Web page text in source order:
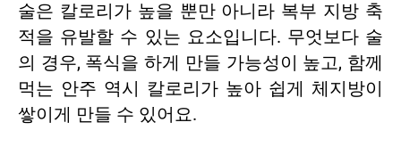
술은 칼로리가 높을 뿐만 아니라 복부 지방 축
적을 유발할 수 있는 요소입니다. 무엇보다 술
의 경우, 폭식을 하게 만들 가능성이 높고, 함께
먹는 안주 역시 칼로리가 높아 쉽게 체지방이
쌓이게 만들 수 있어요.